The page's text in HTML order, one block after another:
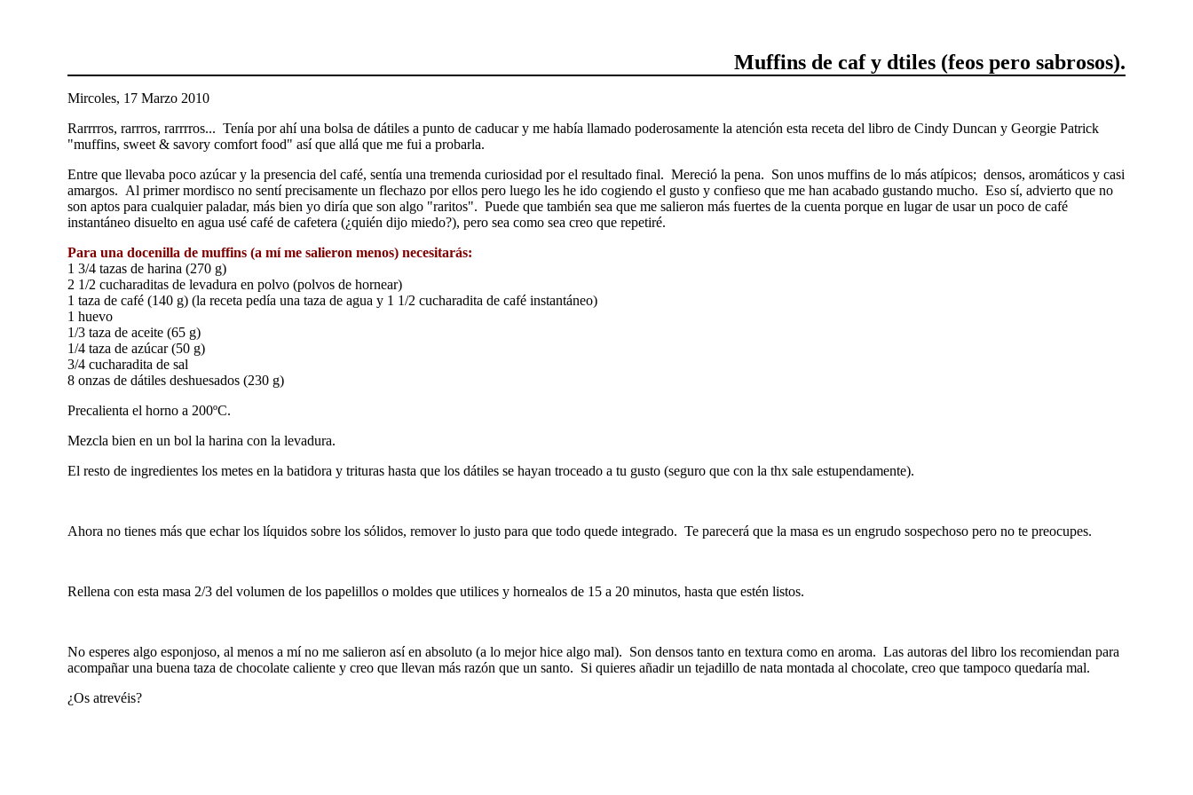
Muffins de caf y dtiles (feos pero sabrosos).
Mircoles, 17 Marzo 2010
Rarrrros, rarrros, rarrrros... Tenía por ahí una bolsa de dátiles a punto de caducar y me había llamado poderosamente la atención esta receta del libro de Cindy Duncan y Georgie Patrick
"muffins, sweet & savory comfort food" así que allá que me fui a probarla.
Entre que llevaba poco azúcar y la presencia del café, sentía una tremenda curiosidad por el resultado final. Mereció la pena. Son unos muffins de lo más atípicos; densos, aromáticos y casi
amargos. Al primer mordisco no sentí precisamente un flechazo por ellos pero luego les he ido cogiendo el gusto y confieso que me han acabado gustando mucho. Eso sí, advierto que no
son aptos para cualquier paladar, más bien yo diría que son algo "raritos". Puede que también sea que me salieron más fuertes de la cuenta porque en lugar de usar un poco de café
instantáneo disuelto en agua usé café de cafetera (¿quién dijo miedo?), pero sea como sea creo que repetiré.
Para una docenilla de muffins (a mí me salieron menos) necesitarás:
1 3/4 tazas de harina (270 g)
2 1/2 cucharaditas de levadura en polvo (polvos de hornear)
1 taza de café (140 g) (la receta pedía una taza de agua y 1 1/2 cucharadita de café instantáneo)
1 huevo
1/3 taza de aceite (65 g)
1/4 taza de azúcar (50 g)
3/4 cucharadita de sal
8 onzas de dátiles deshuesados (230 g)
Precalienta el horno a 200ºC.
Mezcla bien en un bol la harina con la levadura.
El resto de ingredientes los metes en la batidora y trituras hasta que los dátiles se hayan troceado a tu gusto (seguro que con la thx sale estupendamente).
Ahora no tienes más que echar los líquidos sobre los sólidos, remover lo justo para que todo quede integrado. Te parecerá que la masa es un engrudo sospechoso pero no te preocupes.
Rellena con esta masa 2/3 del volumen de los papelillos o moldes que utilices y hornealos de 15 a 20 minutos, hasta que estén listos.
No esperes algo esponjoso, al menos a mí no me salieron así en absoluto (a lo mejor hice algo mal). Son densos tanto en textura como en aroma. Las autoras del libro los recomiendan para
acompañar una buena taza de chocolate caliente y creo que llevan más razón que un santo. Si quieres añadir un tejadillo de nata montada al chocolate, creo que tampoco quedaría mal.
¿Os atrevéis?